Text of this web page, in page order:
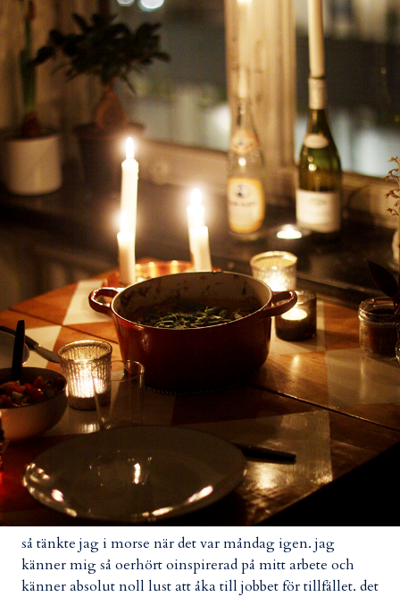
så tänkte jag i morse när det var måndag igen. jag
känner mig så oerhört oinspirerad på mitt arbete och
känner absolut noll lust att åka till jobbet för tillfället. det